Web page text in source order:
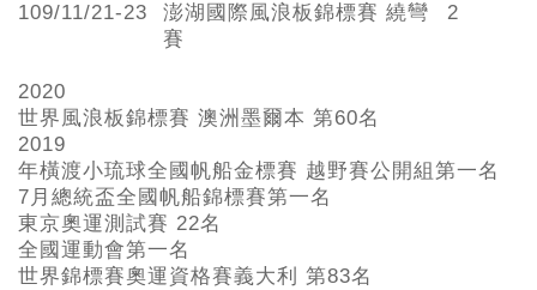
109/11/21-23
澎湖國際風浪板錦標賽 繞彎
賽
2
2020
世界風浪板錦標賽 澳洲墨爾本 第60名
2019
年橫渡小琉球全國帆船金標賽 越野賽公開組第一名
7 月總統盃全國帆船錦標賽第一名
東京奧運測試賽 22名
全國運動會第一名
世界錦標賽奧運資格賽義大利 第83名